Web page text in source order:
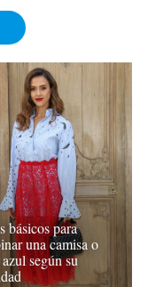
básicos para
una camisa o
según su